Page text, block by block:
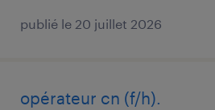
publié le 20 juillet 2026
opérateur cn (f/h).